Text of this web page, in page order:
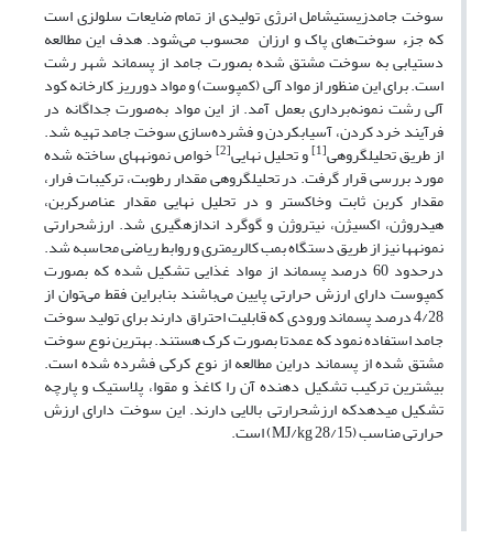
سوخت جامد­زیستی­شامل ­­انرژی ­­تولیدی از تمام ضایعات سلولزی است
که جزء سوخت‌های پاک و ارزان محسوب می‌‌شود. هدف این مطالعه
دستیابی به سوخت مشتق شده بصورت جامد از پسماند شهر رشت
است. برای این منظور از مواد آلی (کمپوست) و مواد­ دورریز ­کارخانه کود
آلی رشت نمونه‌برداری بعمل آمد. از این مواد به‌صورت جداگانه در
فرآیند خرد کردن، آسیاب­کردن و فشرده‌سازی سوخت جامد تهیه شد.
از طریق تحلیل­گروهی[1] و تحلیل نهایی[2] خواص نمونه­های ساخته شده
مورد بررسی قرار گرفت. در تحلیل­­گروهی مقدار رطوبت، ترکیبات فرار،
مقدار کربن ثابت وخاکستر و در تحلیل ­نهایی مقدار عناصر­کربن،
هیدروژن، اکسیژن، نیتروژن و گوگرد اندازه­گیری شد. ارزش­حرارتی
نمونه­ها نیز از طریق دستگاه بمب کالریمتری و روابط ریاضی محاسبه شد.
درحدود 60 درصد پسماند از مواد غذایی تشکیل شده که بصورت
کمپوست دارای ارزش حرارتی پایین می‌باشند بنابراین فقط می‌توان از
4/28 درصد پسماند ورودی که قابلیت احتراق دارند برای تولید سوخت
جامد استفاده نمود که عمدتا بصورت کرک هستند. بهترین نوع سوخت
مشتق شده از پسماند دراین مطالعه از نوع کرکی­ فشرده­ شده است.
بیشترین ترکیب تشکیل دهنده آن را کاغذ و مقوا، پلاستیک و پارچه
تشکیل می­دهدکه ارزش­حرارتی بالایی دارند. این سوخت دارای ارزش
حرارتی مناسب (MJ/kg 28/15) است.